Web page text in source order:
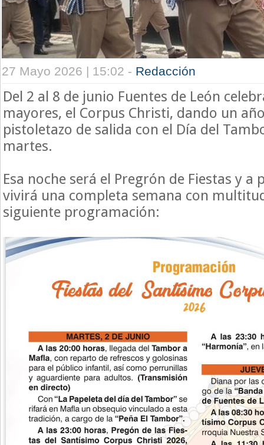
27 Mayo 2026 | 15:02 - Redacción
Del 2 al 8 de junio Fuentes de León
mayores, el Corpus Christi, dando un
pistoletazo de salida con el Día del
martes.
Esa noche será el Pregrón de Fiestas y a
vivirá una completa semana con
siguiente programación: